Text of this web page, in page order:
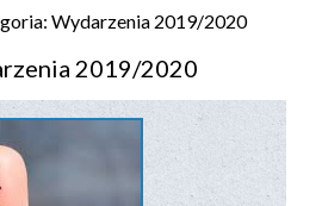
Wydarzenia 2019/2020
2019/2020